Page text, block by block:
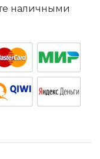
наличными